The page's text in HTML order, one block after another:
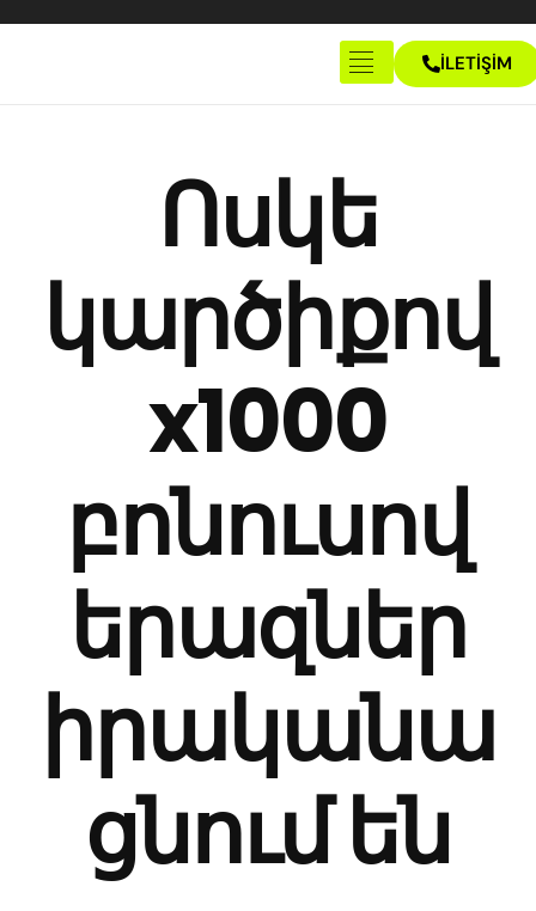
İLETİŞİM
Ոսկե
կարծիքով
x1000
բոնուսով
երազներ
իրականա
ցնում են